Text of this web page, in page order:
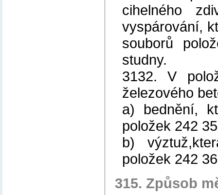
cihelného
vyspárování,
souborů
studny.
3132. V
železového
a) bednění,
položek 242
b)
položek 242
315. Způsob